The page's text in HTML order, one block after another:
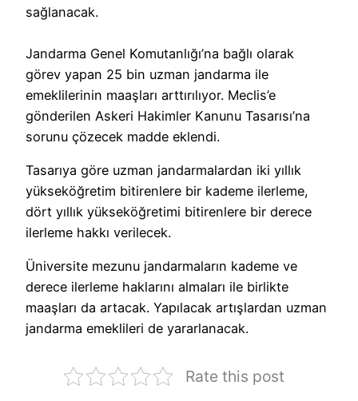
sağlanacak.
Jandarma Genel Komutanlığı’na bağlı olarak
görev yapan 25 bin uzman jandarma ile
emeklilerinin maaşları arttırılıyor. Meclis’e
gönderilen Askeri Hakimler Kanunu Tasarısı’na
sorunu çözecek madde eklendi.
Tasarıya göre uzman jandarmalardan iki yıllık
yükseköğretim bitirenlere bir kademe ilerleme,
dört yıllık yükseköğretimi bitirenlere bir derece
ilerleme hakkı verilecek.
Üniversite mezunu jandarmaların kademe ve
derece ilerleme haklarını almaları ile birlikte
maaşları da artacak. Yapılacak artışlardan uzman
jandarma emeklileri de yararlanacak.
Rate this post